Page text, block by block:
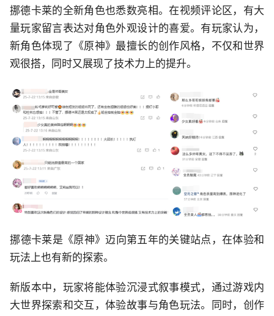
挪德卡莱的全新角色也悉数亮相。在视频评论区，有大
量玩家留言表达对角色外观设计的喜爱。有玩家认为，
新角色体现了《原神》最擅长的创作风格，不仅和世界
观很搭，同时又展现了技术力上的提升。
​挪德卡莱是《原神》迈向第五年的关键站点，在体验和
玩法上也有新的探索。
新版本中，玩家将能体验沉浸式叙事模式，通过游戏内
大世界探索和交互，体验故事与角色玩法。同时，创作